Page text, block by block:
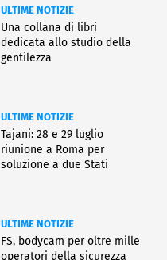
ULTIME NOTIZIE
Una collana di libri
dedicata allo studio della
gentilezza
ULTIME NOTIZIE
Tajani: 28 e 29 luglio
riunione a Roma per
soluzione a due Stati
ULTIME NOTIZIE
FS, bodycam per oltre mille
operatori della sicurezza